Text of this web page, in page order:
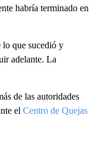
habría terminado en
lo que sucedió y
adelante. La
de las autoridades
el Centro de Quejas